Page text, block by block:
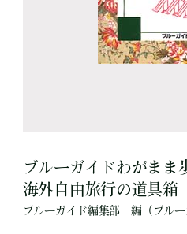
ブルーガイドわがま
海外自由旅行の道具箱
ブルーガイド編集部 編（ブルー